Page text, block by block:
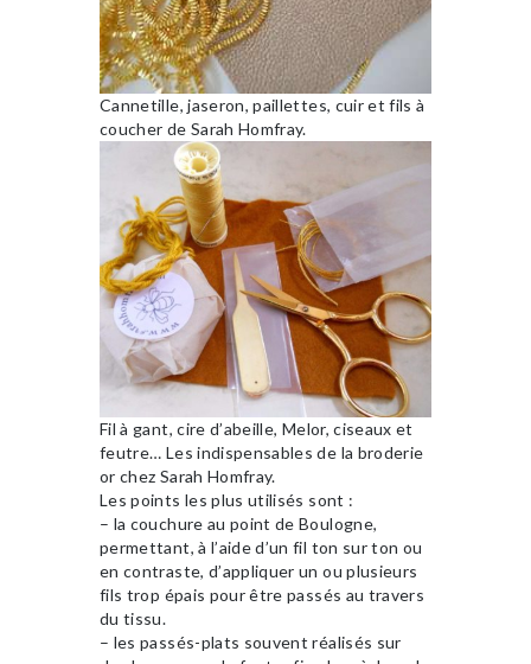
Cannetille, jaseron, paillettes, cuir et fils à
coucher de Sarah Homfray.
Fil à gant, cire d’abeille, Melor, ciseaux et
feutre… Les indispensables de la broderie
or chez Sarah Homfray.
Les points les plus utilisés sont :
– la couchure au point de Boulogne,
permettant, à l’aide d’un fil ton sur ton ou
en contraste, d’appliquer un ou plusieurs
fils trop épais pour être passés au travers
du tissu.
– les passés-plats souvent réalisés sur